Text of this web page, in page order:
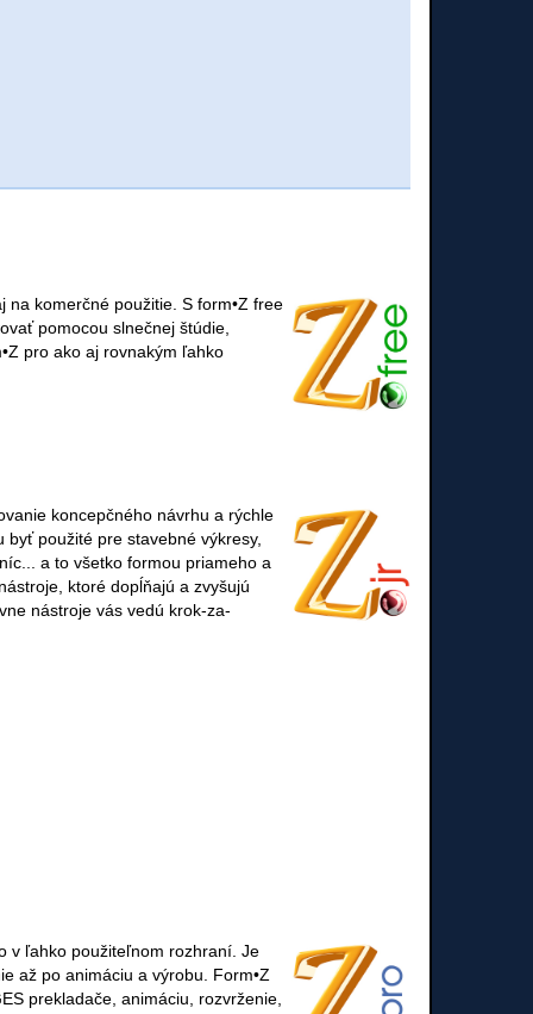
komerčné použitie. S form•Z free
pomocou slnečnej štúdie,
pro ako aj rovnakým ľahko
koncepčného návrhu a rýchle
použité pre stavebné výkresy,
a to všetko formou priameho a
ktoré dopĺňajú a zvyšujú
nástroje vás vedú krok-za-
v ľahko použiteľnom rozhraní. Je
až po animáciu a výrobu. Form•Z
prekladače, animáciu, rozvrženie,